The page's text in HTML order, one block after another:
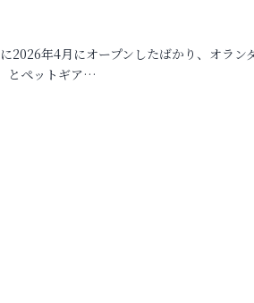
2026年4月にオープンしたばかり、オラン
とペットギア…